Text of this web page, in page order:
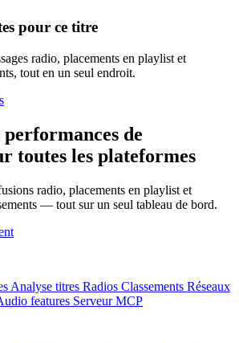
pour ce titre
radio, placements en playlist et
tout en un seul endroit.
de
toutes les plateformes
radio, placements en playlist et
— tout sur un seul tableau de bord.
Analyse titres Radios Classements Réseaux
features Serveur MCP